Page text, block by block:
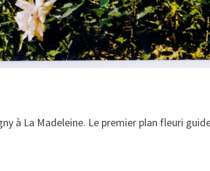
à La Madeleine. Le premier plan fleuri